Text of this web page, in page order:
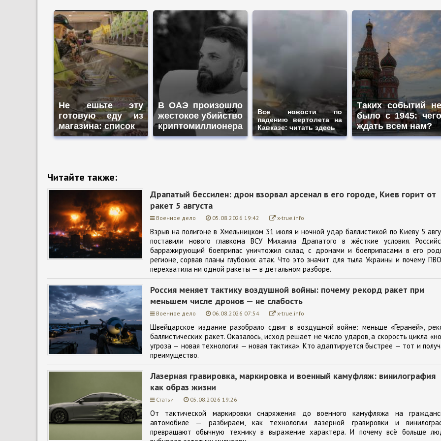
Не ешьте эту
готовую еду из
магазина: список
В ОАЭ произошло
жестокое убийство
криптомиллионера
Все новости по
падению вертолета на
Кавказе: читать здесь
Таких событий не
было с 1945: чего
ждать всем нам?
Читайте также:
Драпатый бессилен: дрон взорвал арсенал в его городе, Киев горит от
ракет 5 августа
Военное дело 05.08.2026 19:42 x-true.info
Взрыв на полигоне в Хмельницком 31 июля и ночной удар баллистикой по Киеву 5
поставили нового главкома ВСУ Михаила Драпатого в жёсткие условия.
барражирующий боеприпас уничтожил склад с дронами и боеприпасами в его
регионе, сорвав планы глубоких атак. Что это значит для тыла Украины и почему
перехватила ни одной ракеты — в детальном разборе.
Россия меняет тактику воздушной войны: почему рекорд ракет при
меньшем числе дронов — не слабость
Военное дело 06.08.2026 07:54 x-true.info
Швейцарское издание разобрало сдвиг в воздушной войне: меньше «Гераней»,
баллистических ракет. Оказалось, исход решает не число ударов, а скорость цикла
угроза — новая технология — новая тактика». Кто адаптируется быстрее — тот и
преимущество.
Лазерная гравировка, маркировка и военный камуфляж: винилография
как образ жизни
Статьи 05.08.2026 19:26
От тактической маркировки снаряжения до военного камуфляжа на
автомобиле — разбираем, как технологии лазерной гравировки и
превращают обычную технику в выражение характера. И почему всё больше